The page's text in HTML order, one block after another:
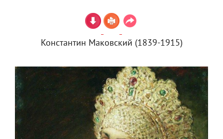
Константин Маковский (1839-1915)